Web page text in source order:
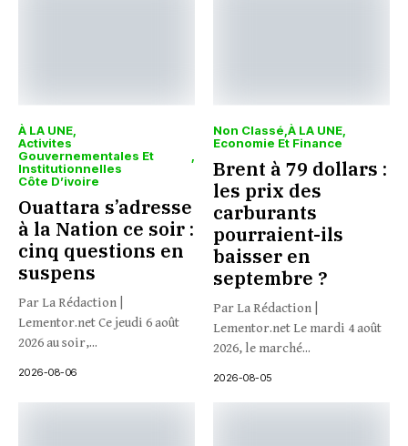
À LA UNE
Activites
Gouvernementales Et
Institutionnelles
Côte D’ivoire
Ouattara s’adresse
à la Nation ce soir :
cinq questions en
suspens
Par La Rédaction |
Lementor.net Ce jeudi 6 août
2026 au soir,...
2026-08-06
Non Classé À LA UNE
Economie Et Finance
Brent à 79 dollars :
les prix des
carburants
pourraient-ils
baisser en
septembre ?
Par La Rédaction |
Lementor.net Le mardi 4 août
2026, le marché...
2026-08-05